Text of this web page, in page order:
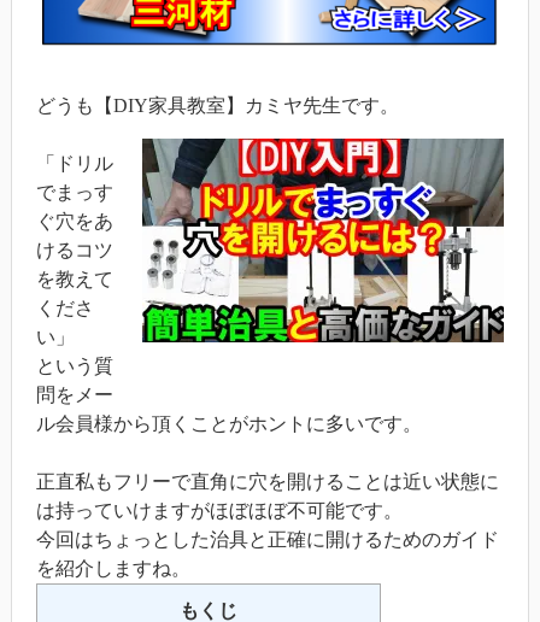
どうも【DIY家具教室】カミヤ先生です。
「ドリル
でまっす
ぐ穴をあ
けるコツ
を教えて
くださ
い」
という質
問をメー
ル会員様から頂くことがホントに多いです。
正直私もフリーで直角に穴を開けることは近い状態に
は持っていけますがほぼほぼ不可能です。
今回はちょっとした治具と正確に開けるためのガイド
を紹介しますね。
もくじ